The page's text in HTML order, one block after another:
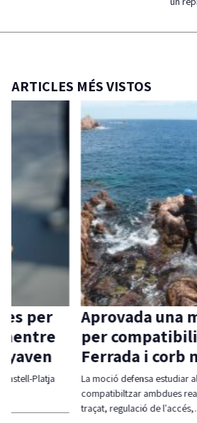
ARTICLES MÉS VISTOS
Platja
Aprovada una
per
Ferrada i corb
La moció defensa estudiar
compatibiltzar ambdues realitats
traçat, regulació de l'accés,…